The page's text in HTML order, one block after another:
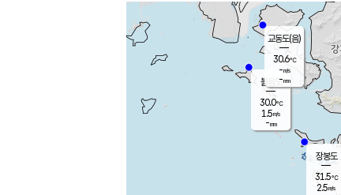
볼음도
30.0℃
1.5m/s
-mm
장봉도
31.5℃
2.5m/s
교동도(음)
30.6℃
-m/s
-mm